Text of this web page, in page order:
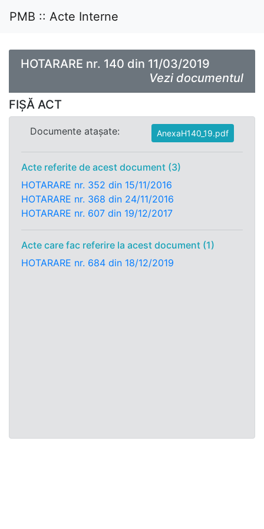
PMB :: Acte Interne
HOTARARE nr. 140 din 11/03/2019
Vezi documentul
FIȘĂ ACT
Documente atașate: AnexaH140_19.pdf
Acte referite de acest document (3)
HOTARARE nr. 352 din 15/11/2016
HOTARARE nr. 368 din 24/11/2016
HOTARARE nr. 607 din 19/12/2017
Acte care fac referire la acest document (1)
HOTARARE nr. 684 din 18/12/2019